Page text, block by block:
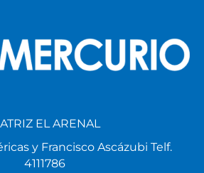
EL ARENAL
y Francisco Ascázubi Telf.
4111786